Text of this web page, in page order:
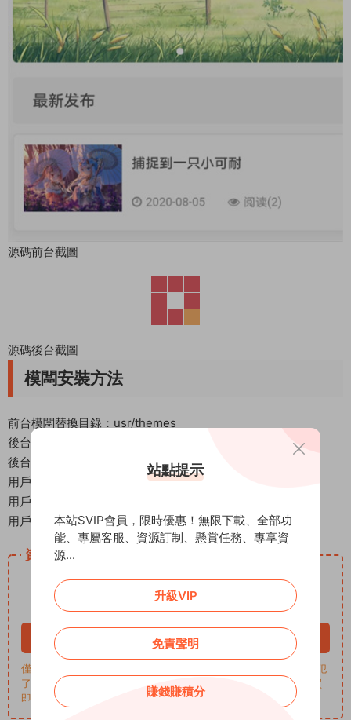
源碼前台截圖
源碼後台截圖
模闆安裝方法
前台模闆替換目錄：usr/themes
後台模闆替換目錄：/admin
後台網址+/admin
用戶名登陸/注冊
用戶注冊：你的網址+/admin/register.php
用戶登陸：你的網址+/admin/login.php
資源下載
下載價格 5ADD币
立即購買
僅學習交流，商用請買正版，一切後果由下載用戶自行承擔。若侵犯
了您的權益，請來信通知Email: support@addprofans.com。購買
即默認同意
站點提示
本站SVIP會員，限時優惠！無限下載、全部功
能、專屬客服、資源訂制、懸賞任務、專享資
源...
升級VIP
免責聲明
賺錢賺積分